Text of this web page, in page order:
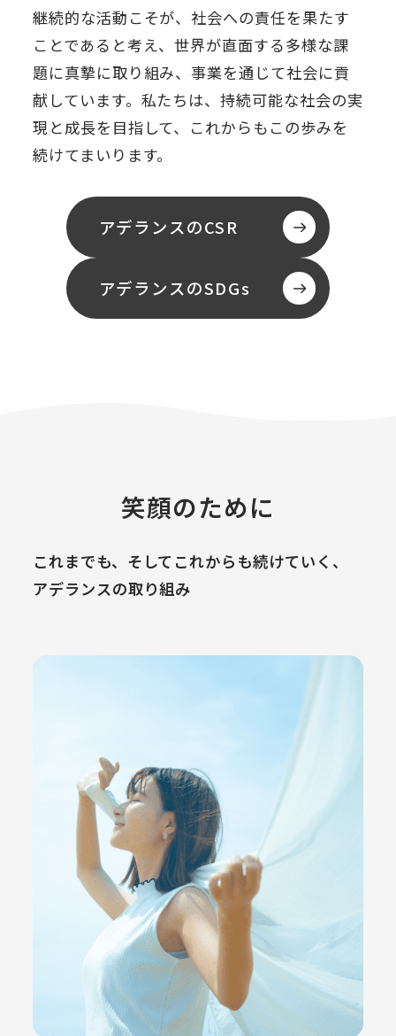
継続的な活動こそが、社会への責任を果たす
ことであると考え、世界が直面する多様な課
題に真摯に取り組み、事業を通じて社会に貢
献しています。私たちは、持続可能な社会の実
現と成長を目指して、これからもこの歩みを
続けてまいります。
アデランスのCSR
アデランスのSDGs
笑顔のために
これまでも、そしてこれからも続けていく、
アデランスの取り組み